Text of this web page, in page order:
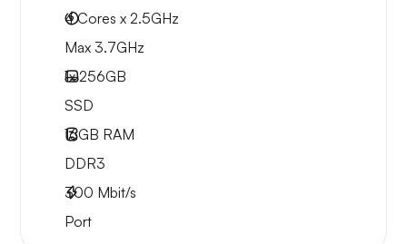
4 Cores x 2.5GHz
Max 3.7GHz
1x256GB
SSD
16GB RAM
DDR3
300 Mbit/s
Port